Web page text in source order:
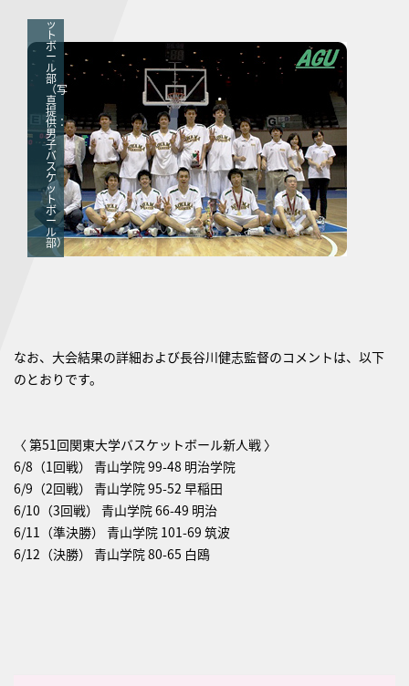
ッ
ト
ボ
ー
ル
部
（写
真
提
供：
男
子
バ
ス
ケ
ッ
ト
ボ
ー
ル
部）
なお、大会結果の詳細および長谷川健志監督のコメントは、以下
のとおりです。
〈 第51回関東大学バスケットボール新人戦 〉
6/8（1回戦） 青山学院 99-48 明治学院
6/9（2回戦） 青山学院 95-52 早稲田
6/10（3回戦） 青山学院 66-49 明治
6/11（準決勝） 青山学院 101-69 筑波
6/12（決勝） 青山学院 80-65 白鴎